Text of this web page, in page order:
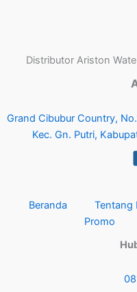
Distributor Ariston
Grand Cibubur Country,
Kec. Gn. Putri,
Beranda
Tentang
Promo